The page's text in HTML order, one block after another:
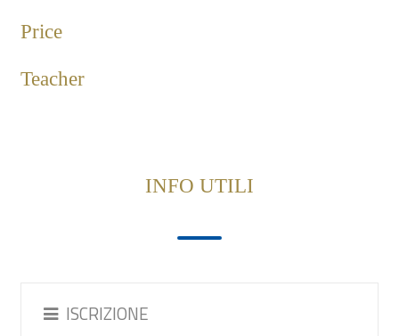
Price
Teacher
INFO UTILI
ISCRIZIONE